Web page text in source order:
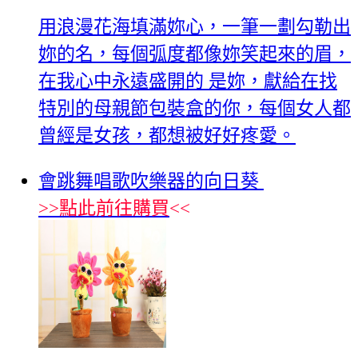
用浪漫花海填滿妳心，一筆一劃勾勒出
妳的名，每個弧度都像妳笑起來的眉，
在我心中永遠盛開的 是妳，獻給在找
特別的母親節包裝盒的你，每個女人都
曾經是女孩，都想被好好疼愛。
會跳舞唱歌吹樂器的向日葵
>>點此前往購買<<